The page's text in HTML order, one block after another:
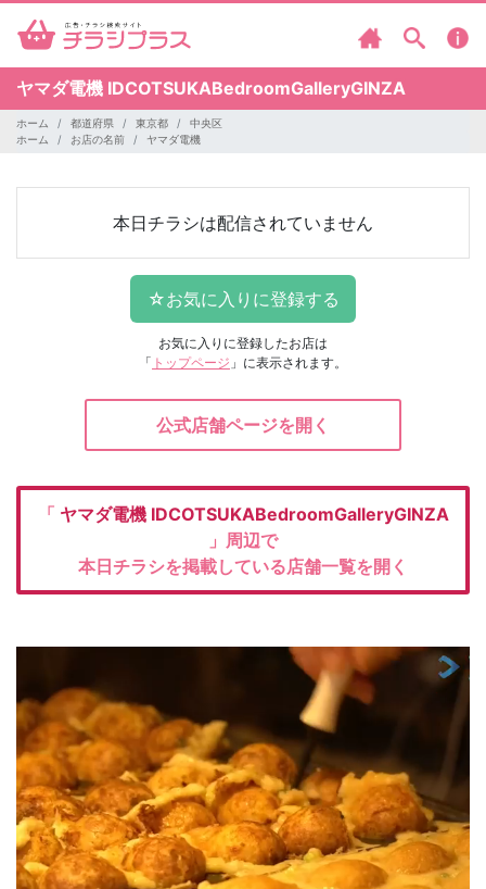
ヤマダ電機 IDCOTSUKABedroomGalleryGINZA
ホーム 都道府県 東京都
中央区
ホーム
お店の名前 ヤマダ電機
本日チラシは配信されていません
お気に入りに登録したお店は
「 トップページ 」に表示されます。
公式店舗ページを開く
「 ヤマダ電機 IDCOTSUKABedroomGalleryGINZA
」周辺で
本日チラシを掲載している店舗一覧を開く